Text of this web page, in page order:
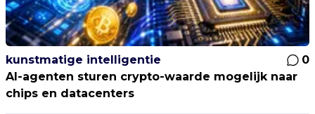
kunstmatige intelligentie
0
AI-agenten sturen crypto-waarde mogelijk naar
chips en datacenters